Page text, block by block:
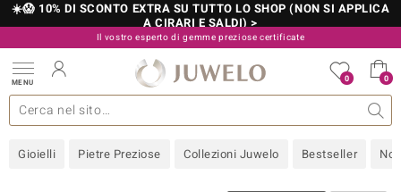
☀️😱 10% DI SCONTO EXTRA SU TUTTO LO SHOP (NON SI APPLICA
A CIRARI E SALDI) >
Il vostro esperto di gemme preziose certificate
800 986 787
MENU 0 0
Gioielli Pietre Preziose Collezioni Juwelo Bestseller
gioielli Design Metallo prezioso Misure anelli
più importanti Pietre preziose per colore Pietre preziose
Informazioni generali Approfondimenti Consigli
Acquistare in diretta Juwelo